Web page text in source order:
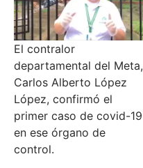
El contralor
departamental del Meta,
Carlos Alberto López
López, confirmó el
primer caso de covid-19
en ese órgano de
control.